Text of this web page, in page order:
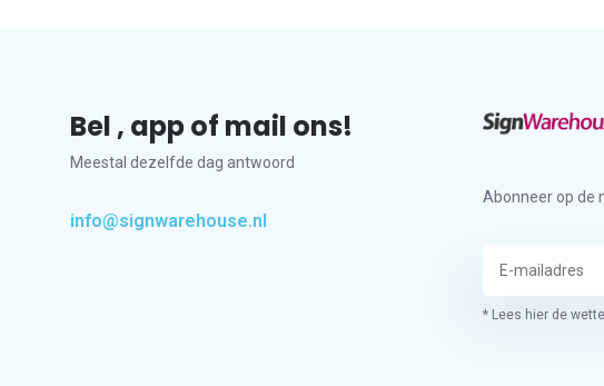
Bel , app of mail ons!
Meestal dezelfde dag antwoord
info@signwarehouse.nl
Abonneer op de
* Lees hier de